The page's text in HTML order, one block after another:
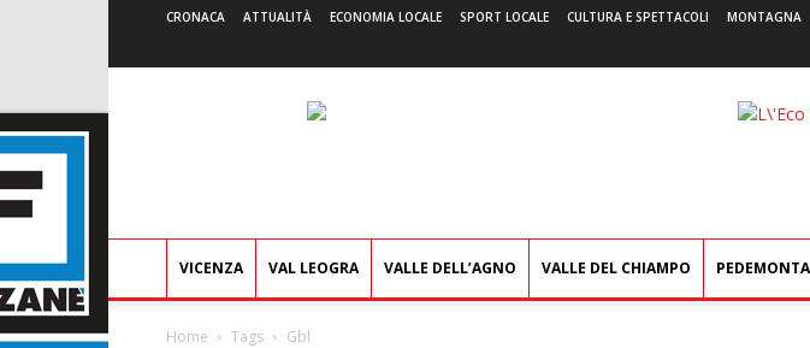
CRONACA ATTUALITÀ ECONOMIA LOCALE SPORT LOCALE CULTURA E SPETTACOLI MONTAGNA
VICENZA VAL LEOGRA VALLE DELL’AGNO VALLE DEL CHIAMPO
Home Tags Gbl